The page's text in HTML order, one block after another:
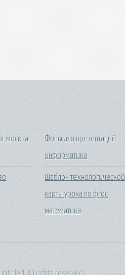
москва
Фоны для презентаций
информатика
Шаблон технологической
карты урока по фгос
математика